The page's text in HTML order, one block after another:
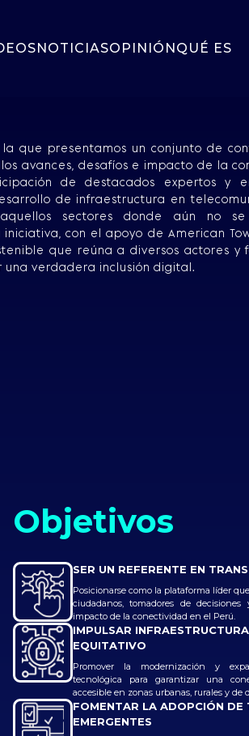
NOTICIASOPINIÓNQUÉ ES
que presentamos un conjunto de
avances, desafíos e impacto de la
de destacados expertos y
de infraestructura en
sectores donde aún no
con el apoyo de American
que reúna a diversos actores y
una verdadera inclusión digital.
Objetivos
SER UN REFERENTE EN
Posicionarse como la plataforma líder
ciudadanos, tomadores de
impacto de la conectividad en el Perú.
IMPULSAR
EQUITATIVO
Promover la modernización y
tecnológica para garantizar una
accesible en zonas urbanas, rurales y de
FOMENTAR LA ADOPCIÓN DE
EMERGENTES